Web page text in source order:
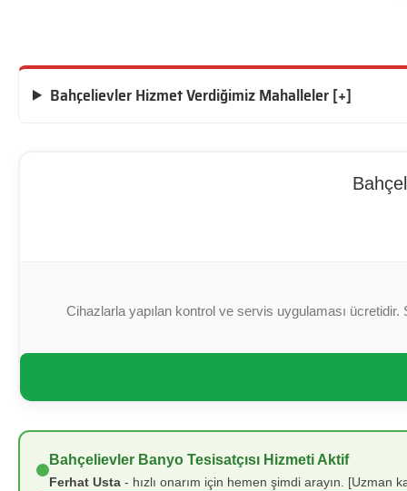
Bahçelievler Hizmet Verdiğimiz Mahalleler [+]
Cihazlarla yapılan kontrol ve servis uygulaması
Bahçelievler Banyo Tesisatçısı Hizmeti Aktif
Ferhat Usta - hızlı onarım için hemen şimdi arayın. [Uzman